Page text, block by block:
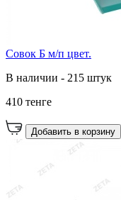
Совок Б м/п цвет.
В наличии - 215 штук
410 тенге
Добавить в корзину